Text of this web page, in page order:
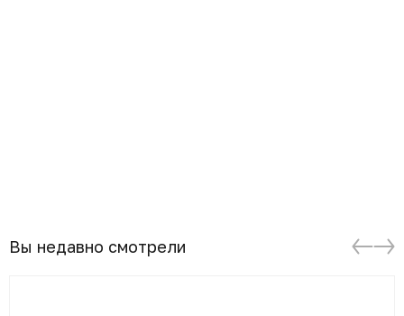
Вы недавно смотрели